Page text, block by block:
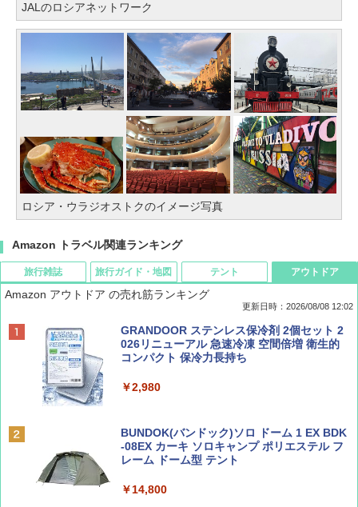
JALのロシアネットワーク
ロシア・ウラジオストクのイメージ写真
Amazon トラベル関連ランキング
旅行雑誌
BE-PAL(ビ-パル) 2026年 9 月号【特別付録:
SOTO ミニマル"旅"財布 ランダム2種】
ディズニーファン ２０２６年 ９月号 [雑
誌] (ＤＩＳＮＥＹ ＦＡＮ)
旅行ガイド・地図
D40 地球の歩き方 チェンマイ タイ北部の魅
力的な町 2026～2027 地球の歩き方D アジア
地球の歩き方 スター・ウォーズ
￥2,695
テント
[キャンパーズコレクション 山善] ポップアッ
プテント 傘みたいに広げて畳める パッとサ
ッとサンシェード キューブ フルクローズ メ
&ハイキング カーキ PATC-150(KH)
PYKES PEAK (パイクスピーク) 着替えテン
人用 折りたたみ 防災グッズ 災害用トイレ ビ
アウトドア
Amazon アウトドア の売れ筋ランキング
更新日時：2026/08/08 12:02
GRANDOOR ステンレス保冷剤 2個セット 2
026リニューアル 急速冷凍 空間倍増 衛生的
コンパクト 保冷力長持ち
￥2,980
BUNDOK(バンドック)ソロ ドーム 1 EX BDK
-08EX カーキ ソロキャンプ ポリエステル フ
レーム ドーム型 テント
￥14,800